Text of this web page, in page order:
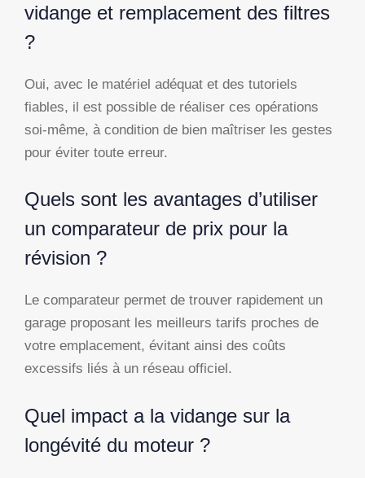
vidange et remplacement des filtres
?
Oui, avec le matériel adéquat et des tutoriels
fiables, il est possible de réaliser ces opérations
soi-même, à condition de bien maîtriser les gestes
pour éviter toute erreur.
Quels sont les avantages d’utiliser
un comparateur de prix pour la
révision ?
Le comparateur permet de trouver rapidement un
garage proposant les meilleurs tarifs proches de
votre emplacement, évitant ainsi des coûts
excessifs liés à un réseau officiel.
Quel impact a la vidange sur la
longévité du moteur ?